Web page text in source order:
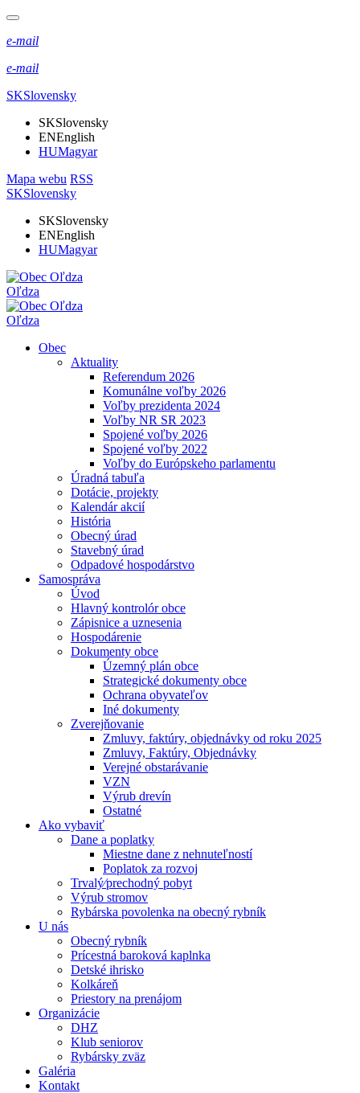
e-mail
e-mail
SKSlovensky
SKSlovensky
ENEnglish
HUMagyar
Mapa webu RSS
SKSlovensky
SKSlovensky
ENEnglish
HUMagyar
Oľdza
Oľdza
Obec
Aktuality
Referendum 2026
Komunálne voľby 2026
Voľby prezidenta 2024
Voľby NR SR 2023
Spojené voľby 2026
Spojené voľby 2022
Voľby do Európskeho parlamentu
Úradná tabuľa
Dotácie, projekty
Kalendár akcií
História
Obecný úrad
Stavebný úrad
Odpadové hospodárstvo
Samospráva
Úvod
Hlavný kontrolór obce
Zápisnice a uznesenia
Hospodárenie
Dokumenty obce
Územný plán obce
Strategické dokumenty obce
Ochrana obyvateľov
Iné dokumenty
Zverejňovanie
Zmluvy, faktúry, objednávky od roku 2025
Zmluvy, Faktúry, Objednávky
Verejné obstarávanie
VZN
Výrub drevín
Ostatné
Ako vybaviť
Dane a poplatky
Miestne dane z nehnuteľností
Poplatok za rozvoj
Trvalý⁄prechodný pobyt
Výrub stromov
Rybárska povolenka na obecný rybník
U nás
Obecný rybník
Prícestná baroková kaplnka
Detské ihrisko
Kolkáreň
Priestory na prenájom
Organizácie
DHZ
Klub seniorov
Rybársky zväz
Galéria
Kontakt